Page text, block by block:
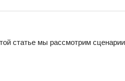
статье мы рассмотрим